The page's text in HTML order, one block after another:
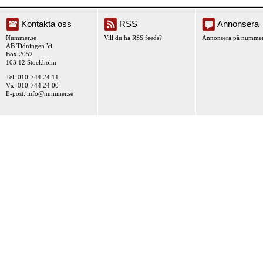
Kontakta oss
Nummer.se
AB Tidningen Vi
Box 2052
103 12 Stockholm
Tel: 010-744 24 11
Vx: 010-744 24 00
E-post: info@nummer.se
RSS
Vill du ha RSS feeds?
Annonsera
Annonsera på